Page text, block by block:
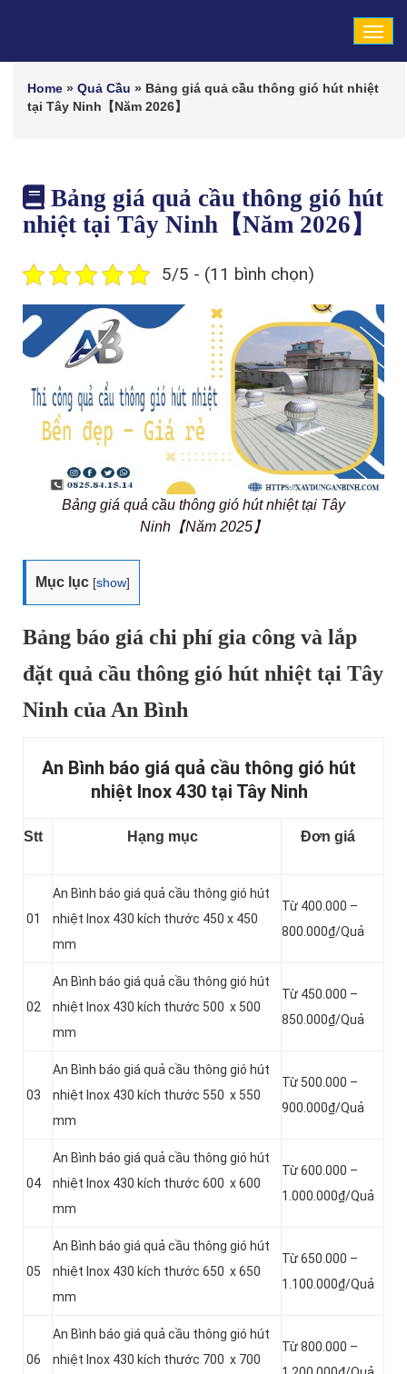
Home » Quả Cầu » Bảng giá quả cầu thông gió hút nhiệt
tại Tây Ninh【Năm 2026】
Bảng giá quả cầu thông gió hút
nhiệt tại Tây Ninh【Năm 2026】
5/5 - (11 bình chọn)
Bảng giá quả cầu thông gió hút nhiệt tại Tây
Ninh【Năm 2025】
Mục lục [show]
Bảng báo giá chi phí gia công và lắp
đặt quả cầu thông gió hút nhiệt tại Tây
Ninh của An Bình
An Bình báo giá quả cầu thông gió hút
nhiệt Inox 430 tại Tây Ninh
Stt Hạng mục Đơn giá
01
An Bình báo giá quả cầu thông gió hút
nhiệt Inox 430 kích thước 450 x 450
mm
Từ 400.000 –
800.000₫/Quả
02
An Bình báo giá quả cầu thông gió hút
nhiệt Inox 430 kích thước 500 x 500
mm
Từ 450.000 –
850.000₫/Quả
03
An Bình báo giá quả cầu thông gió hút
nhiệt Inox 430 kích thước 550 x 550
mm
Từ 500.000 –
900.000₫/Quả
04
An Bình báo giá quả cầu thông gió hút
nhiệt Inox 430 kích thước 600 x 600
mm
Từ 600.000 –
1.000.000₫/Quả
05
An Bình báo giá quả cầu thông gió hút
nhiệt Inox 430 kích thước 650 x 650
mm
Từ 650.000 –
1.100.000₫/Quả
06
An Bình báo giá quả cầu thông gió hút
nhiệt Inox 430 kích thước 700 x 700
Từ 800.000 –